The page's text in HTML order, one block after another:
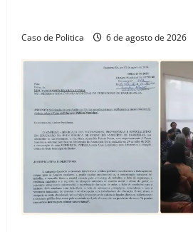
Caso de Politica 6 de agosto de 2026